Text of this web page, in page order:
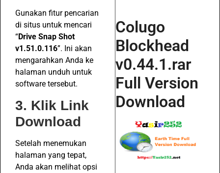
Gunakan fitur pencarian
di situs untuk mencari
“Drive Snap Shot
v1.51.0.116”. Ini akan
mengarahkan Anda ke
halaman unduh untuk
software tersebut.
3. Klik Link
Download
Setelah menemukan
halaman yang tepat,
Anda akan melihat opsi
Colugo
Blockhead
v0.44.1.rar
Full Version
Download